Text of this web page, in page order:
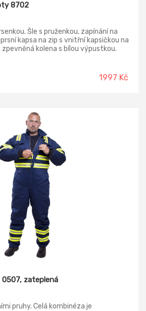
8702
Šle s pruženkou, zapínání na
kapsa na zip s vnitřní kapsičkou na
zpevněná kolena s bílou výpustkou.
cm. Kalhoty zateplené dutým1997 Kč
0507, zateplená
pruhy. Celá kombinéza je